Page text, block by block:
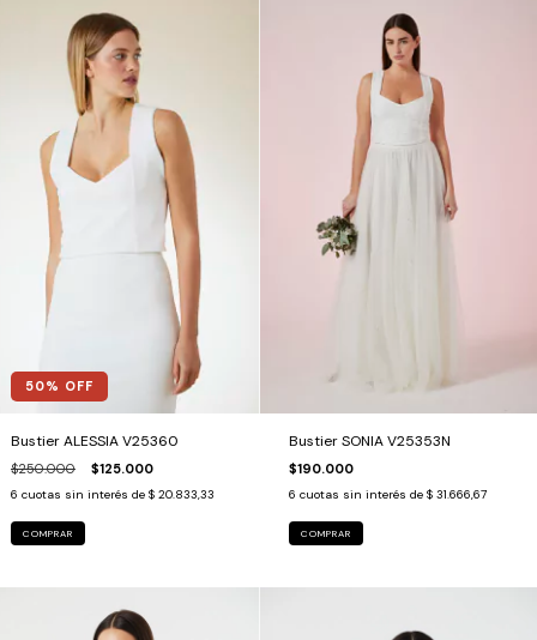
50% OFF
Bustier ALESSIA V25360
$250.000 $125.000
6 cuotas sin interés de $ 20.833,33
COMPRAR
Bustier SONIA V25353N
$190.000
6 cuotas sin interés de $ 31.666,67
COMPRAR